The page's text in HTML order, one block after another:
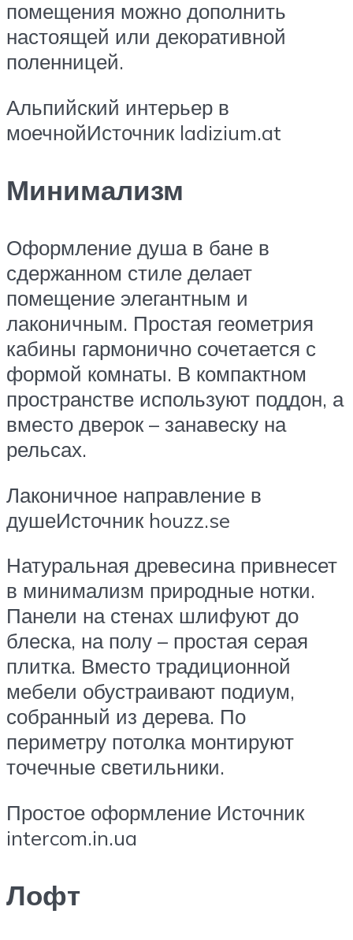
помещения можно дополнить
настоящей или декоративной
поленницей.
Альпийский интерьер в
моечнойИсточник ladizium.at
Минимализм
Оформление душа в бане в
сдержанном стиле делает
помещение элегантным и
лаконичным. Простая геометрия
кабины гармонично сочетается с
формой комнаты. В компактном
пространстве используют поддон, а
вместо дверок – занавеску на
рельсах.
Лаконичное направление в
душеИсточник houzz.se
Натуральная древесина привнесет
в минимализм природные нотки.
Панели на стенах шлифуют до
блеска, на полу – простая серая
плитка. Вместо традиционной
мебели обустраивают подиум,
собранный из дерева. По
периметру потолка монтируют
точечные светильники.
Простое оформление Источник
intercom.in.ua
Лофт